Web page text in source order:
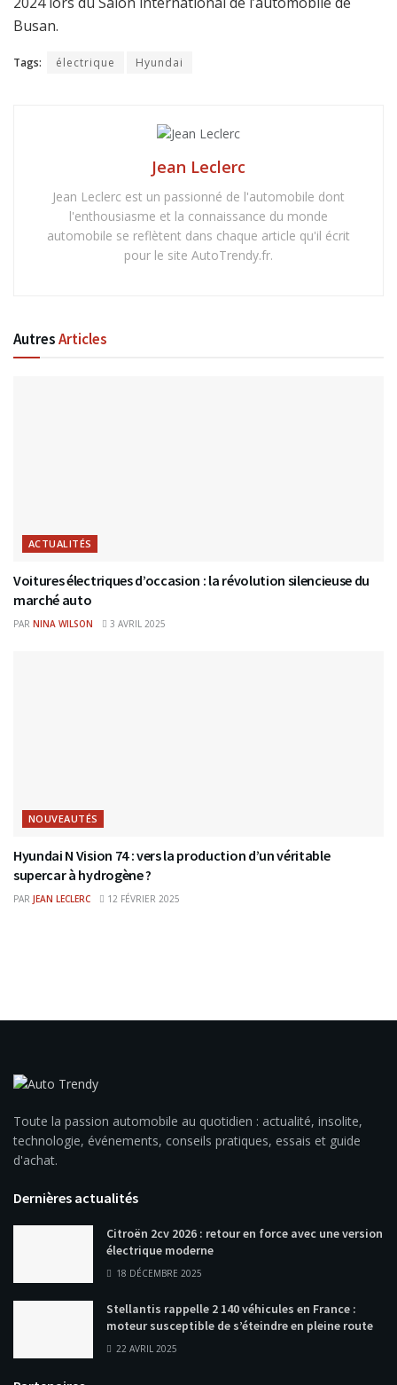
Busan.
Tags: électrique Hyundai
Jean Leclerc
Jean Leclerc est un passionné de l'automobile dont
l'enthousiasme et la connaissance du monde
automobile se reflètent dans chaque article qu'il écrit
pour le site AutoTrendy.fr.
AutresArticles
ACTUALITÉS
Voitures électriques d’occasion : la révolution silencieuse du
marché auto
PAR NINA WILSON 3 AVRIL 2025
NOUVEAUTÉS
Hyundai N Vision 74 : vers la production d’un véritable
supercar à hydrogène ?
PAR JEAN LECLERC 12 FÉVRIER 2025
Toute la passion automobile au quotidien : actualité, insolite,
technologie, événements, conseils pratiques, essais et guide
d'achat.
Dernières actualités
Citroën 2cv 2026 : retour en force avec une version
électrique moderne
18 DÉCEMBRE 2025
Stellantis rappelle 2 140 véhicules en France :
moteur susceptible de s’éteindre en pleine route
22 AVRIL 2025